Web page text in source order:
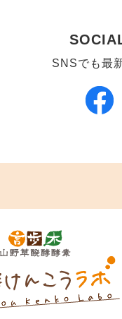
SNSでも最